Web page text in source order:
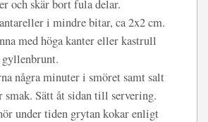
och skär bort fula delar.
i mindre bitar, ca 2x2 cm.
med höga kanter eller kastrull
några minuter i smöret samt salt
smak. Sätt åt sidan till servering.
under tiden grytan kokar enligt